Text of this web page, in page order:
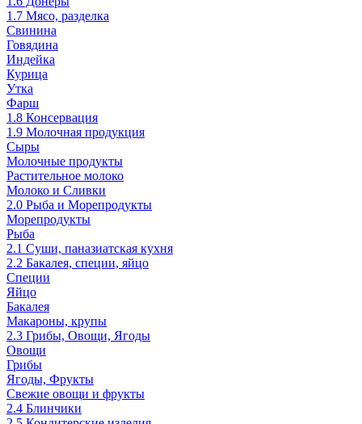
1.7 Мясо, разделка
Свинина
Говядина
Индейка
Курица
Утка
Фарш
1.8 Консервация
1.9 Молочная продукция
Сыры
Молочные продукты
Растительное молоко
Молоко и Сливки
2.0 Рыба и Морепродукты
Морепродукты
Рыба
2.1 Суши, паназиатская кухня
2.2 Бакалея, специи, яйцо
Специи
Яйцо
Бакалея
Макароны, крупы
2.3 Грибы, Овощи, Ягоды
Овощи
Грибы
Ягоды, Фрукты
Свежие овощи и фрукты
2.4 Блинчики